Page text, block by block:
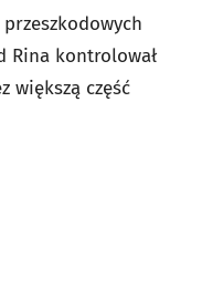
Rina kontrolował
większą część